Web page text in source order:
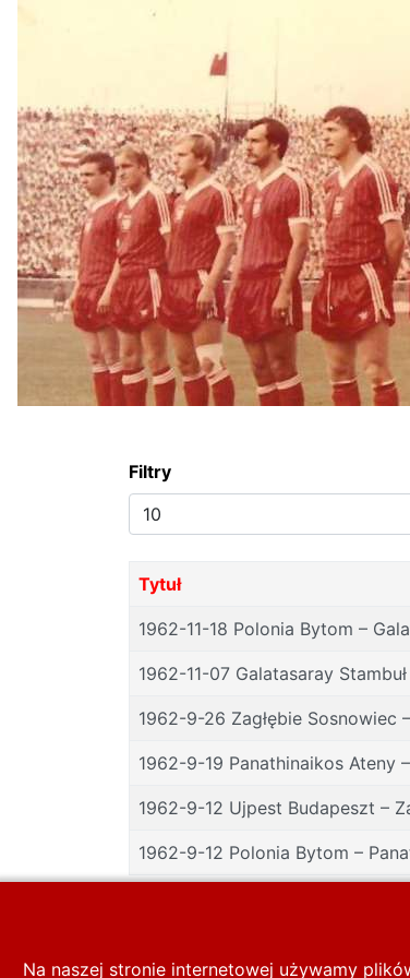
Filtry
Pokaż
#
Tytuł
1962-11-18 Polonia Bytom –
1962-11-07 Galatasaray
1962-9-26 Zagłębie Sosnowiec
1962-9-19 Panathinaikos Ateny
1962-9-12 Ujpest Budapeszt –
1962-9-12 Polonia Bytom –
Na naszej stronie internetowej używamy